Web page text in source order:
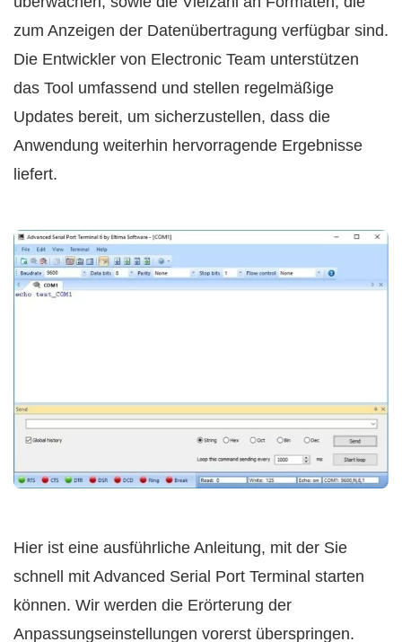
zum Anzeigen der Datenübertragung verfügbar sind.
Die Entwickler von Electronic Team unterstützen
das Tool umfassend und stellen regelmäßige
Updates bereit, um sicherzustellen, dass die
Anwendung weiterhin hervorragende Ergebnisse
liefert.
Hier ist eine ausführliche Anleitung, mit der Sie
schnell mit Advanced Serial Port Terminal starten
können. Wir werden die Erörterung der
Anpassungseinstellungen vorerst überspringen.